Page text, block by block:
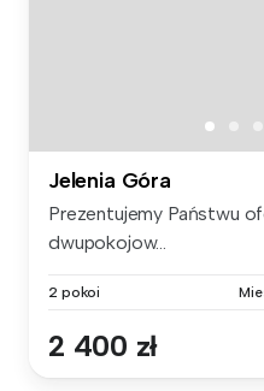
Jelenia Góra
Prezentujemy Państwu
dwupokojow...
2 pokoi
2 400 zł